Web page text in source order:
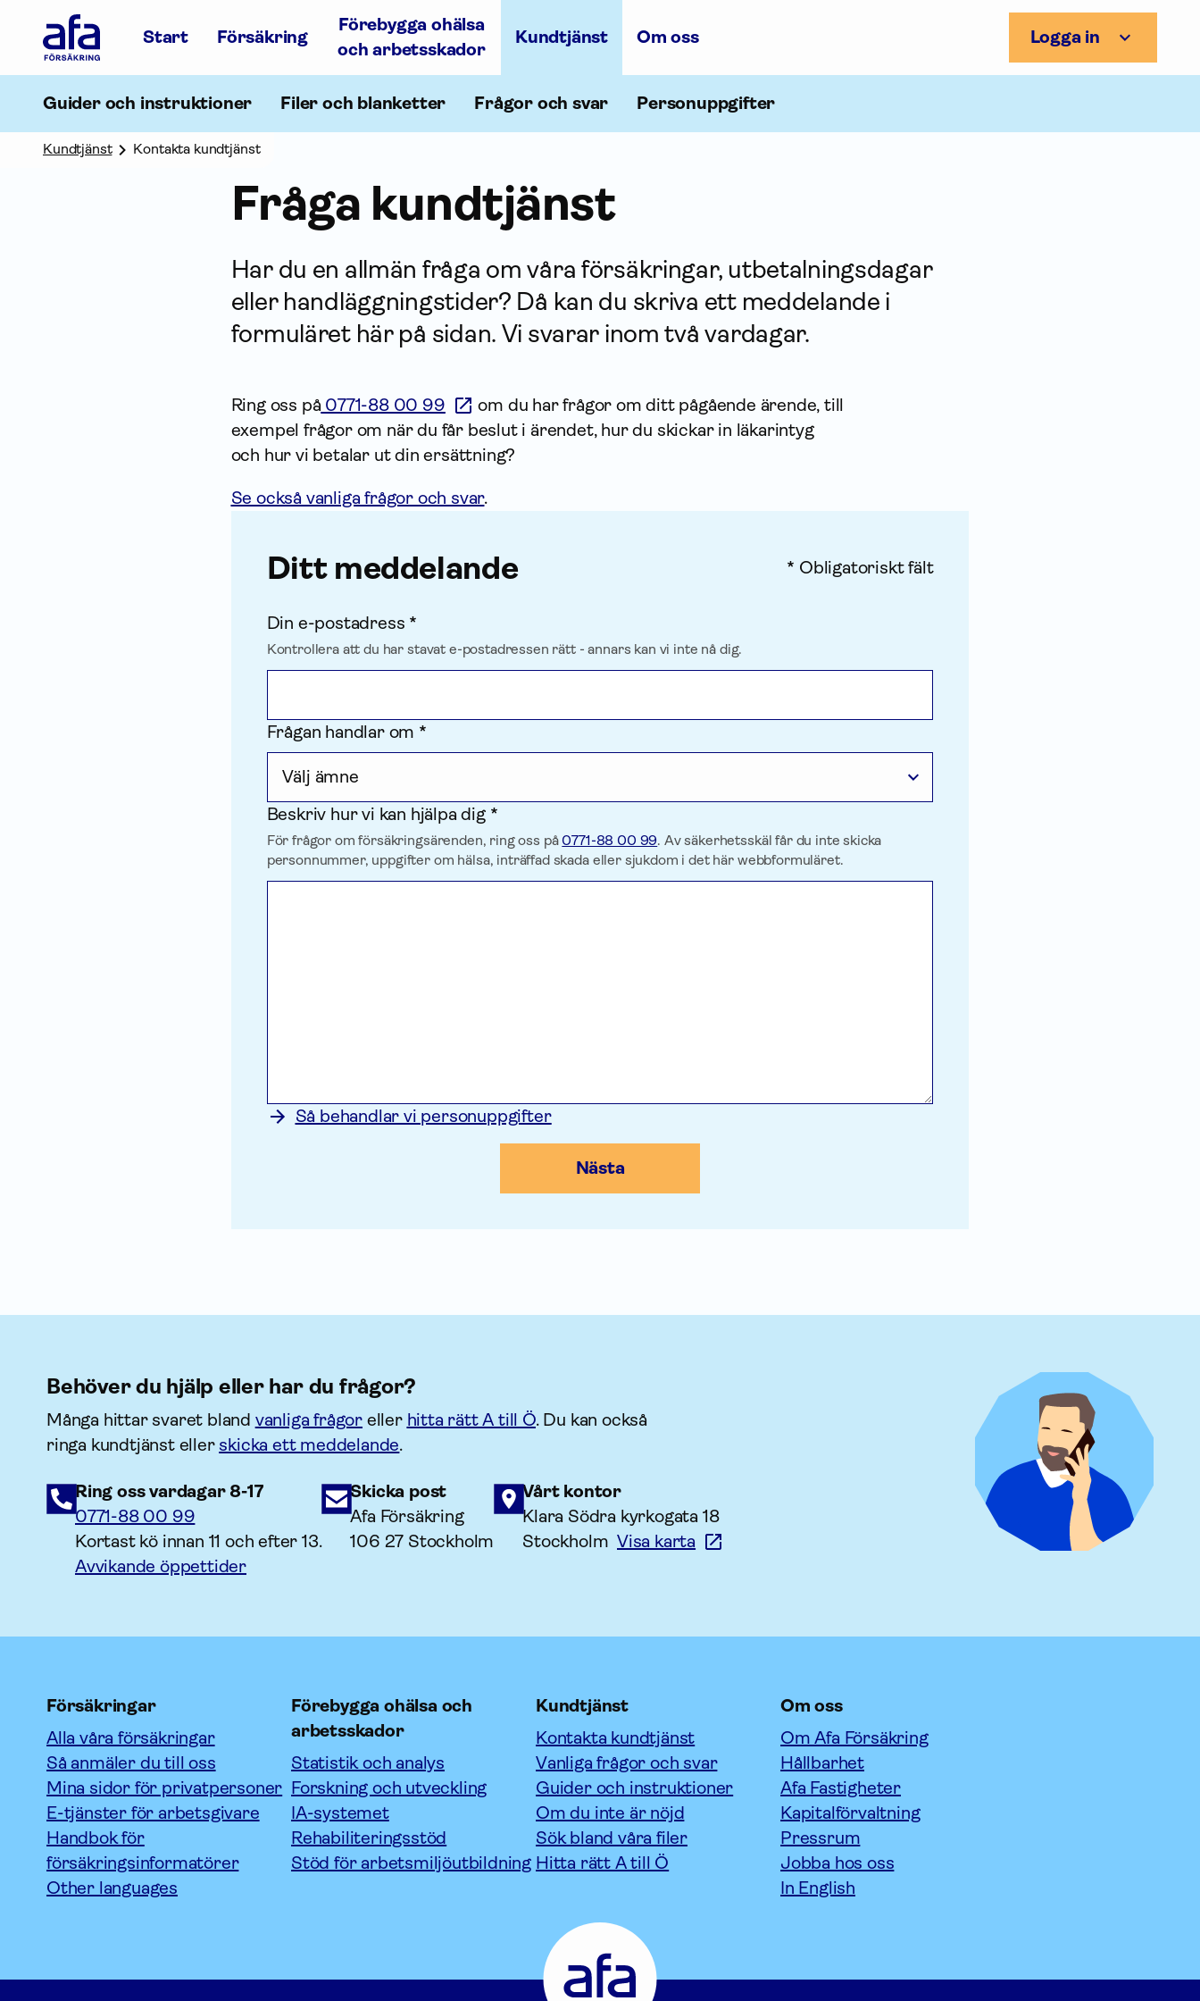
Försäkring
Gå
startsidan
Start Försäkring
Förebygga ohälsa
och arbetsskador
Kundtjänst Om oss Logga in
Guider och instruktioner Filer och blanketter Frågor och svar Personuppgifter
Kundtjänst Kontakta kundtjänst
Fråga kundtjänst
Har du en allmän fråga om våra försäk­ringar, utbetalningsdagar
eller handläggningstider? Då kan du skriva ett meddelande i
formuläret här på sidan. Vi svarar inom två vardagar.
Ring oss på 0771-88 00 99
om du har frågor om ditt pågående ärende, till
exempel frågor om när du får beslut i ärendet, hur du skickar in läkarintyg
och hur vi betalar ut din ersättning?
Se också vanliga frågor och svar.
Ditt meddelande * Obligatoriskt fält
Din e-postadress *
Kontrollera att du har stavat e-postadressen rätt - annars kan vi inte nå dig.
Frågan handlar om *
Beskriv hur vi kan hjälpa dig *
För frågor om försäkringsärenden, ring oss på 0771-88 00 99. Av säkerhetsskäl får du inte skicka
personnummer, uppgifter om hälsa, inträffad skada eller sjukdom i det här webbformuläret.
Så behandlar vi personuppgifter
Nästa
Behöver du hjälp eller har du frågor?
Många hittar svaret bland vanliga frågor eller hitta rätt A till Ö. Du kan också
ringa kundtjänst eller skicka ett meddelande.
Ring oss vardagar 8-17
0771-88 00 99
Kortast kö innan 11 och efter 13.
Avvikande öppettider
Skicka post
Afa Försäkring
106 27 Stockholm
Vårt kontor
Klara Södra kyrkogata 18
StockholmVisa karta
Försäkringar
Alla våra försäkringar
Så anmäler du till oss
Mina sidor för privatpersoner
E-tjänster för arbetsgivare
Handbok för
försäkringsinformatörer
Other languages
Förebygga ohälsa och
arbetsskador
Statistik och analys
Forskning och utveckling
IA-systemet
Rehabiliteringsstöd
Stöd för arbetsmiljöutbildning
Kundtjänst
Kontakta kundtjänst
Vanliga frågor och svar
Guider och instruktioner
Om du inte är nöjd
Sök bland våra filer
Hitta rätt A till Ö
Om oss
Om Afa Försäkring
Hållbarhet
Afa Fastigheter
Kapitalförvaltning
Pressrum
Jobba hos oss
In English
Försäkring
Gå
till